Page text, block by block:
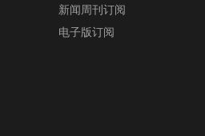
新闻周刊订阅
电子版订阅